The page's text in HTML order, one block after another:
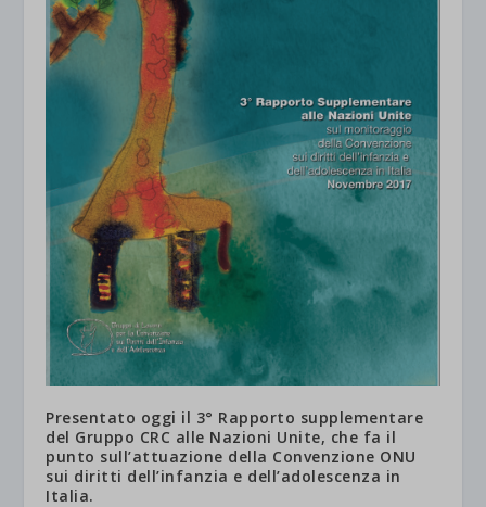
Presentato oggi il 3° Rapporto supplementare
del Gruppo CRC alle Nazioni Unite, che fa il
punto sull’attuazione della Convenzione ONU
sui diritti dell’infanzia e dell’adolescenza in
Italia.